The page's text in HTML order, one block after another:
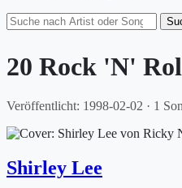
20 Rock 'N'
Veröffentlicht: 1998-02-02 · 1
Shirley Lee